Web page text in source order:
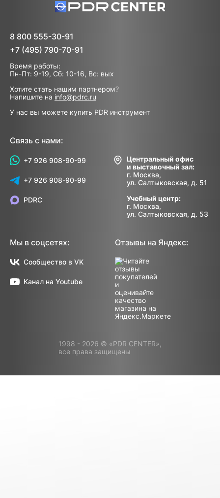
8 800 555-30-91
+7 (495) 790-70-91
Время работы:
Пн-Пт: 9-19, Сб: 10-16, Вс: вых
Хотите стать нашим партнером?
Напишите на info@pdrc.ru
У нас вы можете купить PDR инструмент
Связь с нами:
+7 926 908-90-99
+7 926 908-90-99
Центральный офис
и выставочный зал:
г. Москва,
ул. Салтыковская, д. 51
Учебный центр:
г. Москва,
ул. Салтыковская, д. 53
PDRC
Мы в соцсетях:
Сообщество в VK
Канал на Youtube
Отзывы на Яндекс:
1998 - 2026 © «PDR CENTER»,
все права защищены